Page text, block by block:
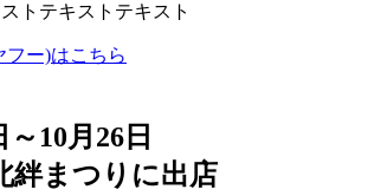
トテキストテキスト
フー)はこちら
～10月26日
絆まつりに出店